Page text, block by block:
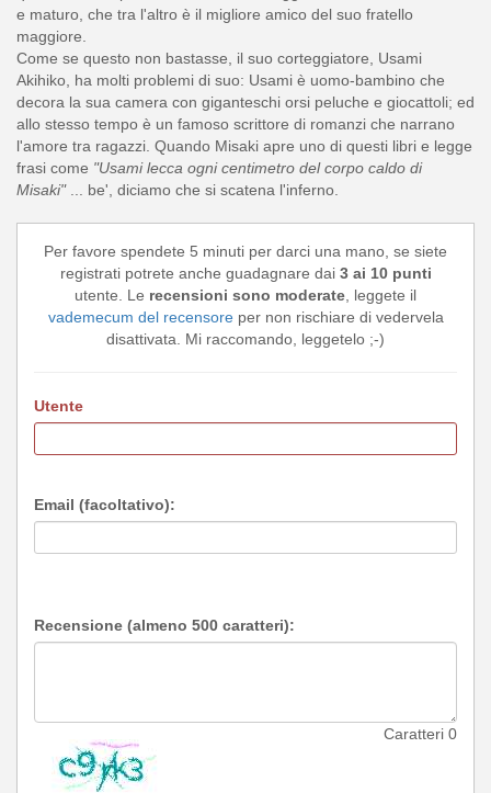
e maturo, che tra l'altro è il migliore amico del suo fratello
maggiore.
Come se questo non bastasse, il suo corteggiatore, Usami
Akihiko, ha molti problemi di suo: Usami è uomo-bambino che
decora la sua camera con giganteschi orsi peluche e giocattoli; ed
allo stesso tempo è un famoso scrittore di romanzi che narrano
l'amore tra ragazzi. Quando Misaki apre uno di questi libri e legge
frasi come "Usami lecca ogni centimetro del corpo caldo di
Misaki"... be', diciamo che si scatena l'inferno.
Per favore spendete 5 minuti per darci una mano, se siete
registrati potrete anche guadagnare dai 3 ai 10 punti
utente. Le recensioni sono moderate, leggete il
vademecum del recensoreper non rischiare di vedervela
disattivata. Mi raccomando, leggetelo ;-)
Utente
Email (facoltativo):
Recensione (almeno 500 caratteri):
Caratteri 0